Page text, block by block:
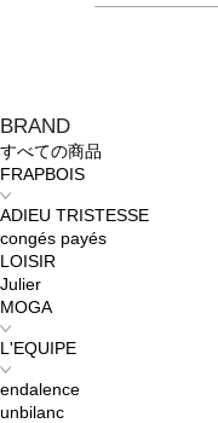
BRAND
すべての商品
FRAPBOIS
ADIEU TRISTESSE
congés payés
LOISIR
Julier
MOGA
L'EQUIPE
endalence
unbilanc